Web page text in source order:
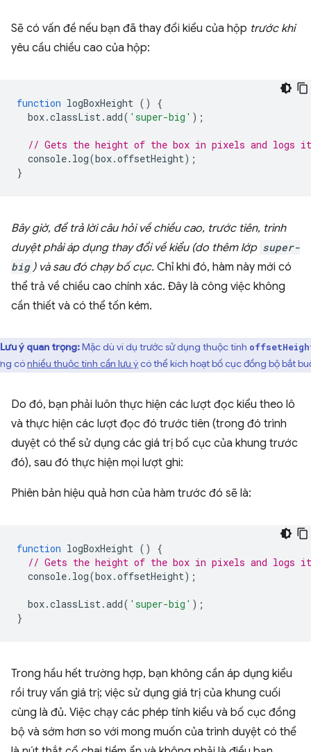
Sẽ có vấn đề nếu bạn đã thay đổi kiểu của hộp trước khi
yêu cầu chiều cao của hộp:
function logBoxHeight ()
{
box.classList.add( 'super-big' );
// Gets the height of the box in pixels and logs
console. log(box.offsetHeight);
}
Bây giờ, để trả lời câu hỏi về chiều cao, trước tiên, trình
duyệt phải áp dụng thay đổi về kiểu (do thêm lớp super-
big ) và sau đó chạy bố cục. Chỉ khi đó, hàm này mới có
thể trả về chiều cao chính xác. Đây là công việc không
cần thiết và có thể tốn kém.
Lưu ý quan trọng:Mặc dù ví dụ trước sử dụng thuộc tính
cónhiều thuộc tính cần lưu ýcó thể kích hoạt bố cục đồng bộ bắt
Do đó, bạn phải luôn thực hiện các lượt đọc kiểu theo lô
và thực hiện các lượt đọc đó trước tiên (trong đó trình
duyệt có thể sử dụng các giá trị bố cục của khung trước
đó), sau đó thực hiện mọi lượt ghi:
Phiên bản hiệu quả hơn của hàm trước đó sẽ là:
function logBoxHeight ()
{
// Gets the height of the box in pixels and logs
console. log(box.offsetHeight);
box.classList.add( 'super-big' );
}
Trong hầu hết trường hợp, bạn không cần áp dụng kiểu
rồi truy vấn giá trị; việc sử dụng giá trị của khung cuối
cùng là đủ. Việc chạy các phép tính kiểu và bố cục đồng
bộ và sớm hơn so với mong muốn của trình duyệt có thể